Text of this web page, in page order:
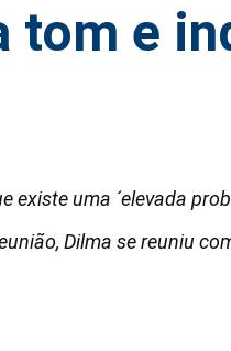
tom e
existe uma ´elevada
Dilma se reuniu